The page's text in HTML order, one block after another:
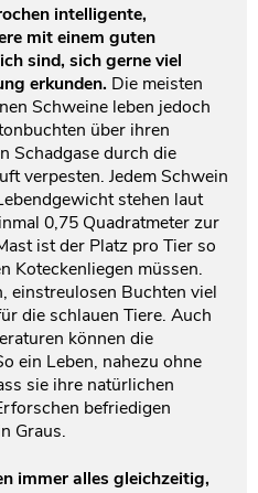
intelligente,
mit einem guten
sind, sich gerne viel
erkunden. Die meisten
Schweine leben jedoch
über ihren
Schadgase durch die
verpesten. Jedem Schwein
stehen laut
0,75 Quadratmeter zur
ist der Platz pro Tier so
Koteckenliegen müssen.
einstreulosen Buchten viel
die schlauen Tiere. Auch
können die
ein Leben, nahezu ohne
sie ihre natürlichen
befriedigen
Graus.
immer alles gleichzeitig,